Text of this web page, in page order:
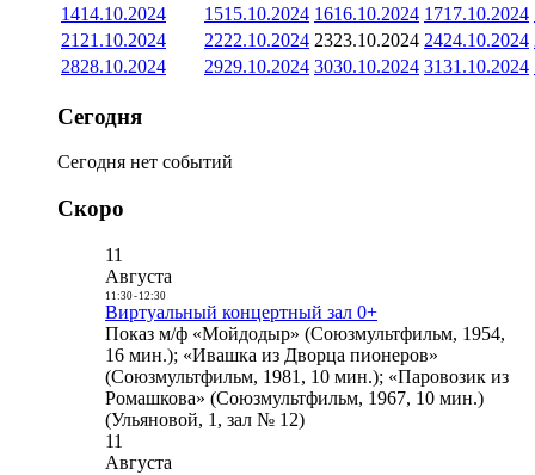
1414.10.2024 1515.10.2024 1616.10.2024 1717.10.2024
21 21.10.2024 2222.10.2024 2323.10.2024 2424.10.2024
2828.10.2024 2929.10.2024 3030.10.2024 3131.10.2024
Сегодня
Сегодня нет событий
Скоро
11
Августа
11:30- 12:30
Виртуальный концертный зал 0+
Показ м/ф «Мойдодыр» (Союзмультфильм, 1954,
16 мин.); «Ивашка из Дворца пионеров»
(Союзмультфильм, 1981, 10 мин.); «Паровозик из
Ромашкова» (Союзмультфильм, 1967, 10 мин.)
(Ульяновой, 1, зал № 12)
11
Августа